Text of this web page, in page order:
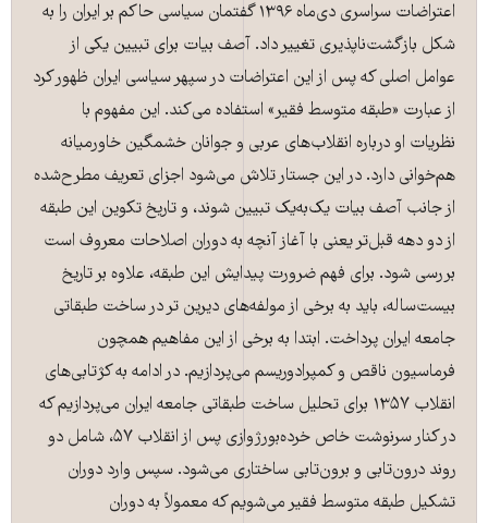
اعتراضات سراسری دی‌ماه ۱۳۹۶ گفتمان سیاسی حاکم بر ایران را به
شکل بازگشت‌ناپذیری تغییر داد. آصف بیات برای تبیین یکی از
عوامل اصلی که پس از این اعتراضات در سپهر سیاسی ایران ظهور کرد
از عبارت «طبقه متوسط فقیر» استفاده می‌کند. این مفهوم با
نظریات او درباره انقلاب‌های عربی و جوانان خشمگین خاورمیانه
هم‌خوانی دارد. در این جستار تلاش می‌‌شود اجزای تعریف مطرح‌شده
از جانب آصف بیات یک‌به‌یک تبیین شوند، و تاریخ تکوین این طبقه
از دو دهه قبل‌تر یعنی با آغاز آنچه به دوران اصلاحات معروف است
بررسی شود. برای فهم ضرورت پیدایش این طبقه، علاوه بر تاریخ
بیست‌ساله، باید به برخی از مولفه‌های دیرین تر در ساخت طبقاتی
جامعه ایران پرداخت. ابتدا به برخی از این مفاهیم همچون
فرماسیون ناقص و کمپرادوریسم می‌پردازیم. در ادامه به کژتابی‌های
انقلاب ۱۳۵۷ برای تحلیل ساخت طبقاتی جامعه ایران می‌پردازیم که
در کنار سرنوشت خاص خرده‌بورژوازی پس از انقلاب ۵۷، شامل دو
روند درون‌تابی و برون‌تابی ساختاری می‌شود. سپس وارد دوران
تشکیل طبقه متوسط فقیر می‌شویم که معمولاً به دوران